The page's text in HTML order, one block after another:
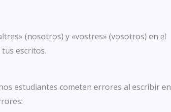
(nosotros) y «vostres» (vosotros) en el
escritos.
estudiantes cometen errores al escribir en